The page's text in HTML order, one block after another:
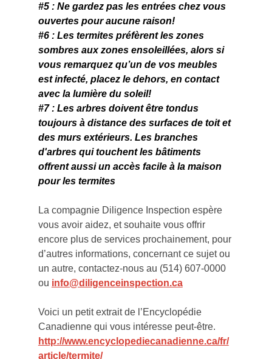
#5 : Ne gardez pas les entrées chez vous
ouvertes pour aucune raison!
#6 : Les termites préfèrent les zones
sombres aux zones ensoleillées, alors si
vous remarquez qu’un de vos meubles
est infecté, placez le dehors, en contact
avec la lumière du soleil!
#7 : Les arbres doivent être tondus
toujours à distance des surfaces de toit et
des murs extérieurs. Les branches
d'arbres qui touchent les bâtiments
offrent aussi un accès facile à la maison
pour les termites
La compagnie Diligence Inspection espère
vous avoir aidez, et souhaite vous offrir
encore plus de services prochainement, pour
d’autres informations, concernant ce sujet ou
un autre, contactez-nous au (514) 607-0000
ou info@diligenceinspection.ca
Voici un petit extrait de l’Encyclopédie
Canadienne qui vous intéresse peut-être.
http://www.encyclopediecanadienne.ca/fr/
article/termite/